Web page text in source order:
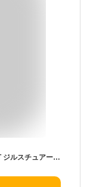
★ポイント10倍＆割引クーポン★JILL STUART ジルスチュアート クリスタルブルーム リップブーケ セラム 6ml【送料無料】ギフト 誕生日 プレゼント